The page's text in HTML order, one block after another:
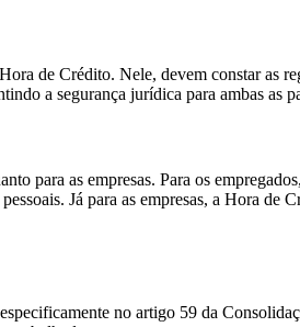
de Crédito. Nele, devem constar as
a segurança jurídica para ambas as
para as empresas. Para os
Já para as empresas, a Hora
no artigo 59 da